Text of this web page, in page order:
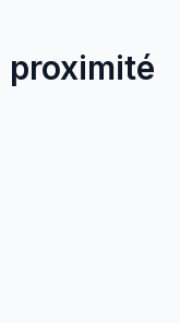
proximité